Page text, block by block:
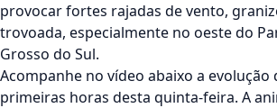
provocar fortes rajadas de vento,
trovoada, especialmente no oeste do
Grosso do Sul.
Acompanhe no vídeo abaixo a evolução
primeiras horas desta quinta-feira. A